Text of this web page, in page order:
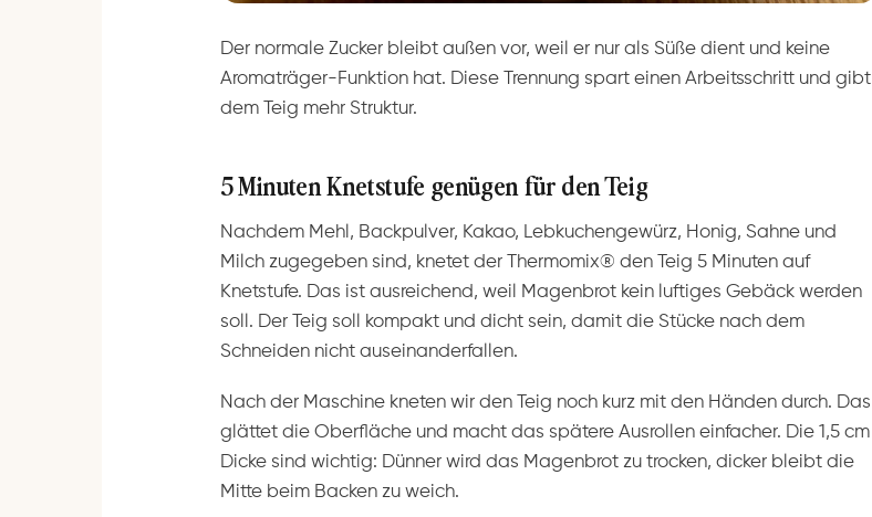
Der normale Zucker bleibt außen vor, weil er nur als Süße dient und keine
Aromaträger-Funktion hat. Diese Trennung spart einen Arbeitsschritt und gibt
dem Teig mehr Struktur.
5 Minuten Knetstufe genügen für den Teig
Nachdem Mehl, Backpulver, Kakao, Lebkuchengewürz, Honig, Sahne und
Milch zugegeben sind, knetet der Thermomix® den Teig 5 Minuten auf
Knetstufe. Das ist ausreichend, weil Magenbrot kein luftiges Gebäck werden
soll. Der Teig soll kompakt und dicht sein, damit die Stücke nach dem
Schneiden nicht auseinanderfallen.
Nach der Maschine kneten wir den Teig noch kurz mit den Händen durch. Das
glättet die Oberfläche und macht das spätere Ausrollen einfacher. Die 1,5 cm
Dicke sind wichtig: Dünner wird das Magenbrot zu trocken, dicker bleibt die
Mitte beim Backen zu weich.